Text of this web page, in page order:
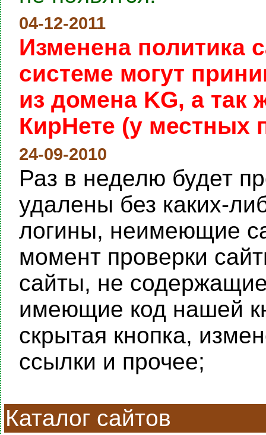
04-12-2011
Изменена политика
системе могут
из домена KG, а
КирНете (у местных
24-09-2010
Раз в неделю будет
удалены без каких-
логины, неимеющие
момент проверки
сайты, не
имеющие код нашей
скрытая кнопка,
ссылки и прочее;
Каталог сайтов